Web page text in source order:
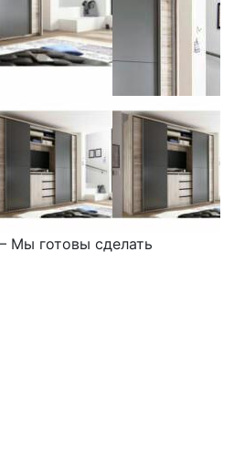
Мы готовы сделать